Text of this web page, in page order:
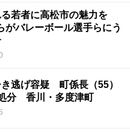
若者に高松市の魅力を
バレーボール選手らにう
逃げ容疑 町係長（55）
分 香川・多度津町